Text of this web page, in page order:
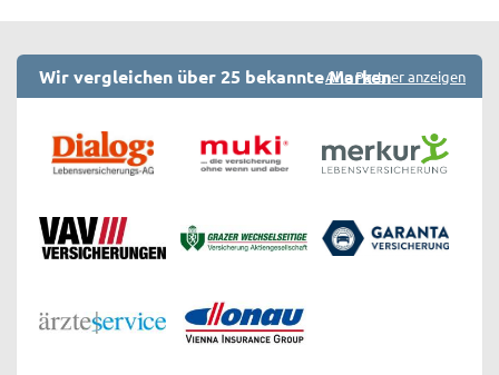
Wir vergleichen über 25 bekannte MarkenAlle Partner anzeigen